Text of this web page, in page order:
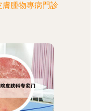
腫物專病門診